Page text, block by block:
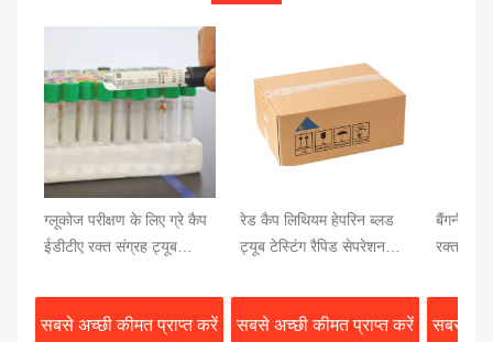
ग्लूकोज परीक्षण के लिए ग्रे कैप
ईडीटीए रक्त संग्रह ट्यूब
सबसे अच्छी कीमत प्राप्त करें
रेड कैप लिथियम हेपरिन ब्लड
ट्यूब टेस्टिंग रैपिड सेपरेशन
सबसे अच्छी कीमत प्राप्त करें
बैंगनी कैप
रक्त
सबसे